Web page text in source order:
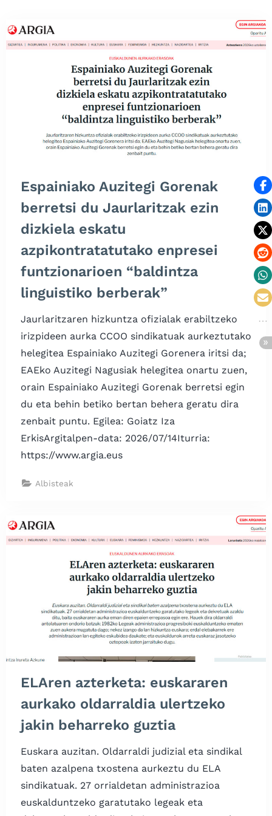
Espainiako Auzitegi Gorenak
berretsi du Jaurlaritzak ezin
dizkiela eskatu
azpikontratatutako enpresei
funtzionarioen “baldintza
linguistiko berberak”
Jaurlaritzaren hizkuntza ofizialak erabiltzeko
irizpideen aurka CCOO sindikatuak aurkeztutako
helegitea Espainiako Auzitegi Gorenera iritsi da;
EAEko Auzitegi Nagusiak helegitea onartu zuen,
orain Espainiako Auzitegi Gorenak berretsi egin
du eta behin betiko bertan behera geratu dira
zenbait puntu. Egilea: Goiatz Iza
ErkisArgitalpen-data: 2026/07/14Iturria:
https://www.argia.eus
Albisteak
ELAren azterketa: euskararen
aurkako oldarraldia ulertzeko
jakin beharreko guztia
Euskara auzitan. Oldarraldi judizial eta sindikal
baten azalpena txostena aurkeztu du ELA
sindikatuak. 27 orrialdetan administrazioa
euskalduntzeko garatutako legeak eta